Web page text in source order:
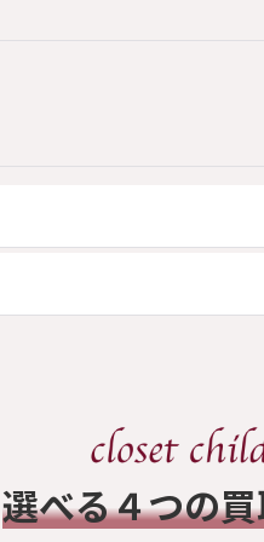
選べる４つの